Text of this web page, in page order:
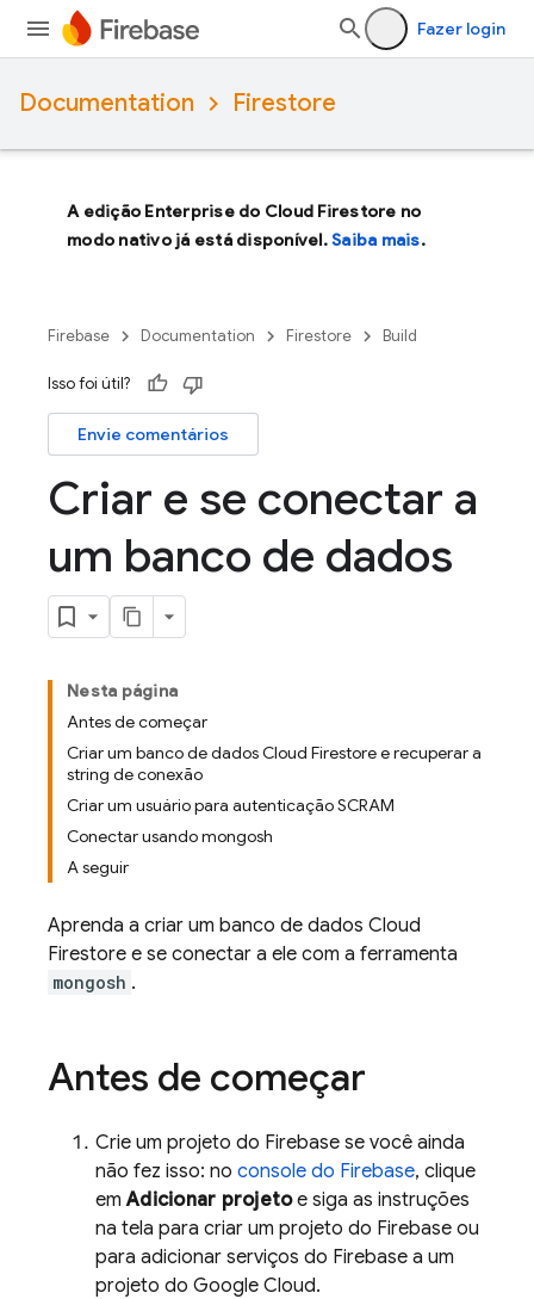
Fazer login
Documentation Firestore
A edição Enterprise do Cloud Firestore no
modo nativo já está disponível.Saiba mais.
Firebase Documentation Firestore Build
Isso foi útil?
Envie comentários
Criar e se conectar a
um banco de dados
Nesta página
Antes de começar
Criar um banco de dados Cloud Firestore e recuperar a
string de conexão
Criar um usuário para autenticação SCRAM
Conectar usando mongosh
A seguir
Aprenda a criar um banco de dados Cloud
Firestore e se conectar a ele com a ferramenta
mongosh .
Antes de começar
Crie um projeto do Firebase se você ainda
não fez isso: no console do Firebase, clique
emAdicionar projetoe siga as instruções
na tela para criar um projeto do Firebase ou
para adicionar serviços do Firebase a um
projeto do Google Cloud.